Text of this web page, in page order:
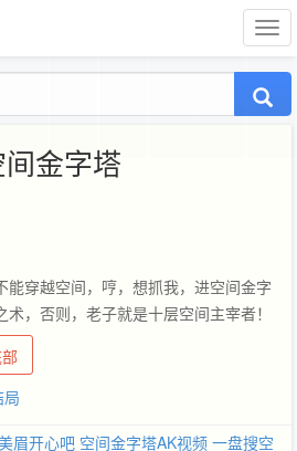
间金字塔
能穿越空间，哼，想抓我，进空间金字
，否则，老子就是十层空间主宰者！
眉开心吧 空间金字塔AK视频 一盘搜空